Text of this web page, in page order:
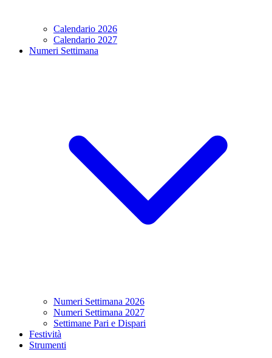
Calendario 2026
Calendario 2027
Numeri Settimana
Numeri Settimana 2026
Numeri Settimana 2027
Settimane Pari e Dispari
Festività
Strumenti